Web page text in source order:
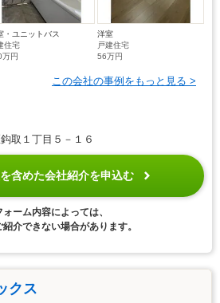
・ユニットバス
住宅
万円
洋室
戸建住宅
56万円
この会社の事例をもっと見る >
取１丁目５－１６
含めた会社紹介を申込む
ーム内容によっては、
介できない場合があります。
クス